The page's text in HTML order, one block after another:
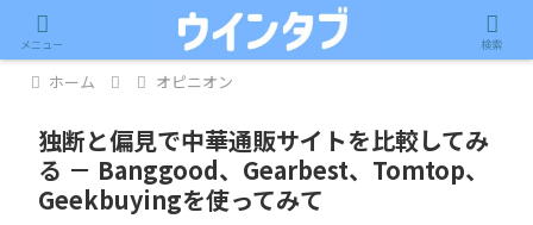
記事内に広告が含まれています。
ホーム オピニオン
独断と偏見で中華通販サイトを比較してみ
る － Banggood、Gearbest、Tomtop、
Geekbuyingを使ってみて
メニュー 検索